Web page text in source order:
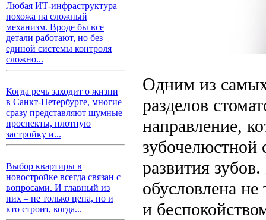
Любая ИТ-инфраструктура
похожа на сложный
механизм. Вроде бы все
детали работают, но без
единой системы контроля
сложно...
Когда речь заходит о жизни
в Санкт-Петербурге, многие
сразу представляют шумные
проспекты, плотную
застройку и...
Выбор квартиры в
новостройке всегда связан с
вопросами. И главный из
них – не только цена, но и
кто строит, когда...
Одним из
разделов
направление,
зубочелюстной
развития
обусловлена
и